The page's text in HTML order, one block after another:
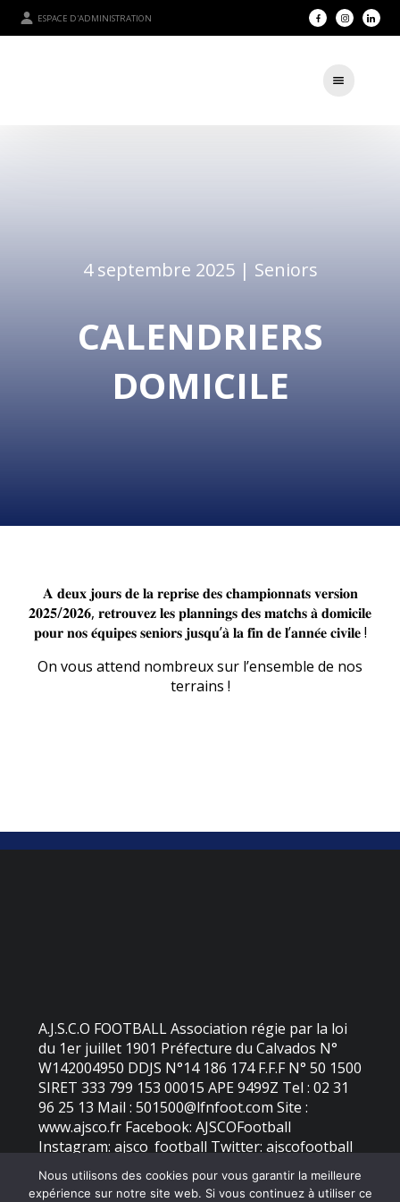
ESPACE D'ADMINISTRATION
4 septembre 2025 | Seniors
CALENDRIERS
DOMICILE
𝐀 𝐝𝐞𝐮𝐱 𝐣𝐨𝐮𝐫𝐬𝐝𝐞 𝐥𝐚 𝐫𝐞𝐩𝐫𝐢𝐬𝐞 𝐝𝐞𝐬 𝐜𝐡𝐚𝐦𝐩𝐢𝐨𝐧𝐧𝐚𝐭𝐬 𝐯𝐞𝐫𝐬𝐢𝐨𝐧
𝟐𝟎𝟐𝟓/𝟐𝟎𝟐𝟔, 𝐫𝐞𝐭𝐫𝐨𝐮𝐯𝐞𝐳 𝐥𝐞𝐬 𝐩𝐥𝐚𝐧𝐧𝐢𝐧𝐠𝐬 𝐝𝐞𝐬 𝐦𝐚𝐭𝐜𝐡𝐬 𝐚̀ 𝐝𝐨𝐦𝐢𝐜𝐢𝐥𝐞
𝐩𝐨𝐮𝐫 𝐧𝐨𝐬 𝐞́𝐪𝐮𝐢𝐩𝐞𝐬 𝐬𝐞𝐧𝐢𝐨𝐫𝐬 𝐣𝐮𝐬𝐪𝐮’𝐚̀ 𝐥𝐚 𝐟𝐢𝐧 𝐝𝐞 𝐥’𝐚𝐧𝐧𝐞́𝐞 𝐜𝐢𝐯𝐢𝐥𝐞 !
On vous attend nombreux sur l’ensemble de nos
terrains !
A.J.S.C.O FOOTBALL Association régie par la loi
du 1er juillet 1901 Préfecture du Calvados N°
W142004950 DDJS N°14 186 174 F.F.F N° 50 1500
SIRET 333 799 153 00015 APE 9499Z Tel : 02 31
96 25 13 Mail : 501500@lfnfoot.com Site :
www.ajsco.fr Facebook: AJSCOFootball
Instagram: ajsco_football Twitter: ajscofootball
Nous utilisons des cookies pour vous garantir la meilleure
expérience sur notre site web. Si vous continuez à utiliser ce